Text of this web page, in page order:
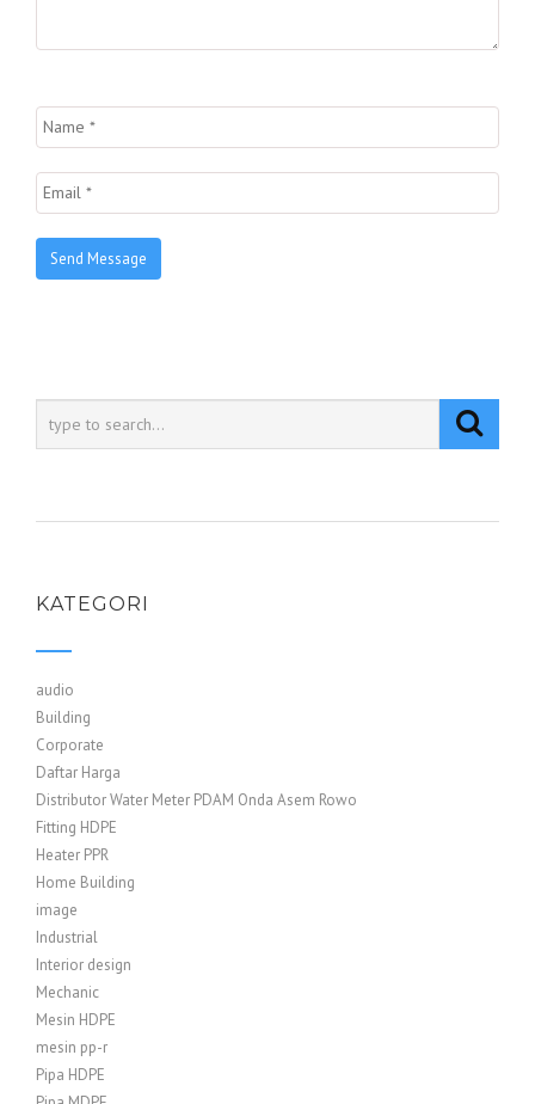
KATEGORI
audio
Building
Corporate
Daftar Harga
Distributor Water Meter PDAM Onda Asem Rowo
Fitting HDPE
Heater PPR
Home Building
image
Industrial
Interior design
Mechanic
Mesin HDPE
mesin pp-r
Pipa HDPE